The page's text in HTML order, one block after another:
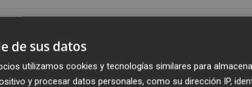
se ubica el viejo Mestalla. El día fijado para
el próximo 31 de marzo. Pero, además, hay
julio de 2022. Será entonces cuando el club
de sus datos
utilizamos cookies y tecnologías similares para
y procesar datos personales, como su dirección IP,